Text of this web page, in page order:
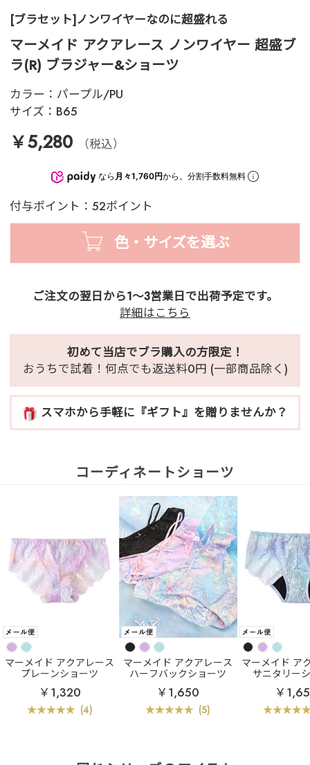
[ブラセット]ノンワイヤーなのに超盛れる
マーメイド アクアレース ノンワイヤー 超盛ブ
ラ(R) ブラジャー&ショーツ
カラー： パープル/PU
サイズ： B65
￥5,280 （税込）
なら 月々1,760円から。分割手数料無料
付与ポイント：52ポイント
色・サイズを選ぶ
ご注文の翌日から1～3営業日で出荷予定です。
詳細はこちら
初めて当店でブラ購入の方限定！
おうちで試着！何点でも返送料0円 (一部商品除く)
スマホから手軽に『ギフト』を贈りませんか？
コーディネートショーツ
マーメイド アクアレース
プレーンショーツ
￥1,320
(4)
マーメイド アクアレース
ハーフバックショーツ
￥1,650
(5)
マーメイド ア
サニタリー
￥